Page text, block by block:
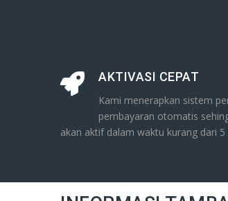
AKTIVASI CEPAT
Kami menerapkan sistem
pembayaran otomatis
akan aktif dalam waktu kurang dari 5